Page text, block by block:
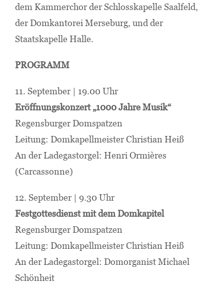
dem Kammerchor der Schlosskapelle Saalfeld,
der Domkantorei Merseburg, und der
Staatskapelle Halle.
PROGRAMM
11. September | 19.00 Uhr
Eröffnungskonzert „1000 Jahre Musik“
Regensburger Domspatzen
Leitung: Domkapellmeister Christian Heiß
An der Ladegastorgel: Henri Ormières
(Carcassonne)
12. September | 9.30 Uhr
Festgottesdienst mit dem Domkapitel
Regensburger Domspatzen
Leitung: Domkapellmeister Christian Heiß
An der Ladegastorgel: Domorganist Michael
Schönheit